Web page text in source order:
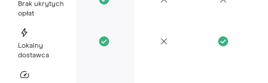
Brak ukrytych
opłat
Lokalny
dostawca